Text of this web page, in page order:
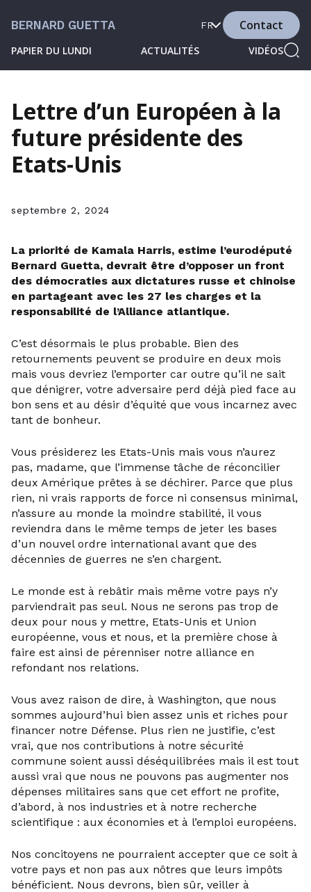
BERNARD GUETTA
PAPIER DU LUNDI ACTUALITÉS VIDÉOS
FR Contact
Lettre d’un Européen à la
future présidente des
Etats-Unis
septembre 2, 2024
La priorité de Kamala Harris, estime l’eurodéputé
Bernard Guetta, devrait être d’opposer un front
des démocraties aux dictatures russe et chinoise
en partageant avec les 27 les charges et la
responsabilité de l’Alliance atlantique.
C’est désormais le plus probable. Bien des
retournements peuvent se produire en deux mois
mais vous devriez l’emporter car outre qu’il ne sait
que dénigrer, votre adversaire perd déjà pied face au
bon sens et au désir d’équité que vous incarnez avec
tant de bonheur.
Vous présiderez les Etats-Unis mais vous n’aurez
pas, madame, que l’immense tâche de réconcilier
deux Amérique prêtes à se déchirer. Parce que plus
rien, ni vrais rapports de force ni consensus minimal,
n’assure au monde la moindre stabilité, il vous
reviendra dans le même temps de jeter les bases
d’un nouvel ordre international avant que des
décennies de guerres ne s’en chargent.
Le monde est à rebâtir mais même votre pays n’y
parviendrait pas seul. Nous ne serons pas trop de
deux pour nous y mettre, Etats-Unis et Union
européenne, vous et nous, et la première chose à
faire est ainsi de pérenniser notre alliance en
refondant nos relations.
Vous avez raison de dire, à Washington, que nous
sommes aujourd’hui bien assez unis et riches pour
financer notre Défense. Plus rien ne justifie, c’est
vrai, que nos contributions à notre sécurité
commune soient aussi déséquilibrées mais il est tout
aussi vrai que nous ne pouvons pas augmenter nos
dépenses militaires sans que cet effort ne profite,
d’abord, à nos industries et à notre recherche
scientifique : aux économies et à l’emploi européens.
Nos concitoyens ne pourraient accepter que ce soit à
votre pays et non pas aux nôtres que leurs impôts
bénéficient. Nous devrons, bien sûr, veiller à